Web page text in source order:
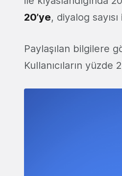
20’ye, diyalog sayısı
Paylaşılan bilgilere
Kullanıcıların